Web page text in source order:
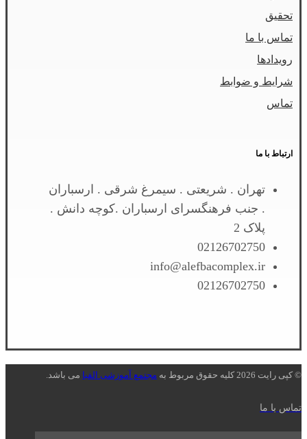
تحقیق
تماس با ما
رویدادها
شرایط و ضوابط
تماس
ارتباط با ما
تهران . شریعتی . سیمرغ شرقی . ارسباران
. جنب فرهنگسرای ارسباران .کوچه دانش .
پلاک 2
02126702750
info@alefbacomplex.ir
02126702750
© کپی رایت 2026 کلیه حقوق مربوط به مجتمع آموزشی الفبا می باشد.
تماس با ما